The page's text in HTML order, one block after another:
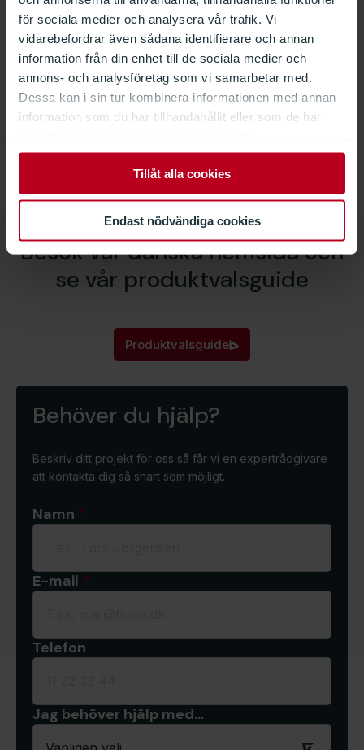
för sociala medier och analysera vår trafik. Vi
vidarebefordrar även sådana identifierare och annan
information från din enhet till de sociala medier och
annons- och analysföretag som vi samarbetar med.
Dessa kan i sin tur kombinera informationen med annan
information som du har tillhandahållit eller som de har
Tillåt alla cookies
Endast nödvändiga cookies
Bullerskärmar
Per Thörner
Projektledare/säljare
Besök vår danska hemsida och
se vår produktvalsguide
Produktvalsguide
Behöver du hjälp?
Beskriv ditt projekt för oss så får vi en expertrådgivare
att kontakta dig så snart som möjligt.
Namn *
E-mail *
Telefon
Jag behöver hjälp med…